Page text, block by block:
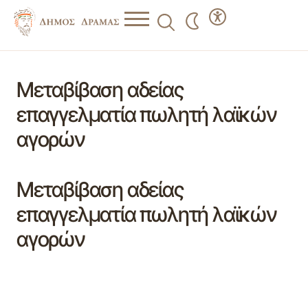
Μεταβίβαση αδείας
επαγγελματία πωλητή λαϊκών
αγορών
Μεταβίβαση αδείας
επαγγελματία πωλητή λαϊκών
αγορών